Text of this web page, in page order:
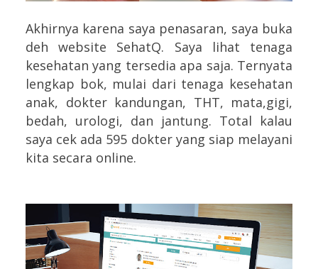
Akhirnya karena saya penasaran, saya buka
deh website SehatQ. Saya lihat tenaga
kesehatan yang tersedia apa saja. Ternyata
lengkap bok, mulai dari tenaga kesehatan
anak, dokter kandungan, THT, mata,gigi,
bedah, urologi, dan jantung. Total kalau
saya cek ada 595 dokter yang siap melayani
kita secara online.